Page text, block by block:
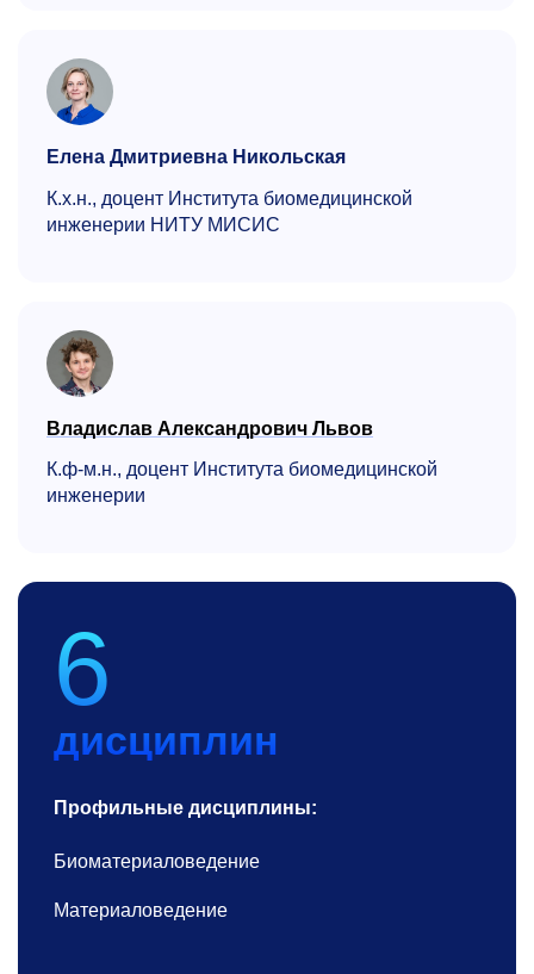
Елена Дмитриевна Никольская
К.х.н., доцент Института биомедицинской
инженерии НИТУ МИСИС
Владислав Александрович Львов
К.ф-м.н., доцент Института биоме­ди­цин­ской
инженерии
6
дисциплин
Профильные дисциплины:
Биоматериаловедение
Материаловедение